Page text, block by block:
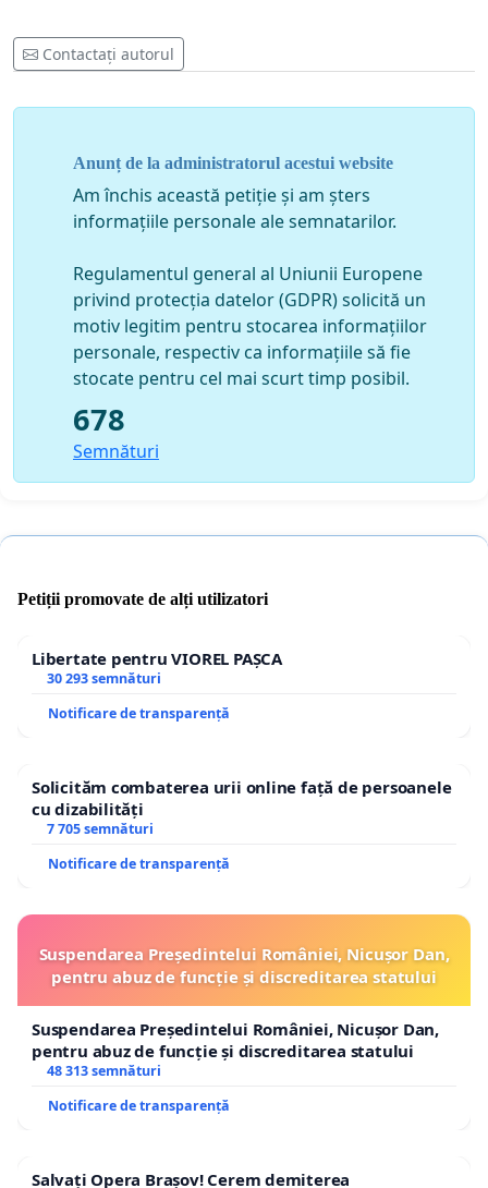
Contactați autorul
Anunț de la administratorul acestui website
Am închis această petiție și am șters
informațiile personale ale semnatarilor.
Regulamentul general al Uniunii Europene
privind protecția datelor (GDPR) solicită un
motiv legitim pentru stocarea informațiilor
personale, respectiv ca informațiile să fie
stocate pentru cel mai scurt timp posibil.
678
Semnături
Petiții promovate de alți utilizatori
Libertate pentru VIOREL PAȘCA
30 293 semnături
Notificare de transparență
Solicităm combaterea urii online față de persoanele
cu dizabilități
7 705 semnături
Notificare de transparență
Suspendarea Președintelui României, Nicușor Dan,
pentru abuz de funcție și discreditarea statului
Suspendarea Președintelui României, Nicușor Dan,
pentru abuz de funcție și discreditarea statului
48 313 semnături
Notificare de transparență
Salvați Opera Brașov! Cerem demiterea